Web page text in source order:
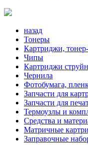
назад
Тонеры
Картриджи,
Чипы
Картриджи
Чернила
Фотобумага,
Запчасти для
Запчасти для
Термоузлы и
Средства и
Матричные
Заправочные